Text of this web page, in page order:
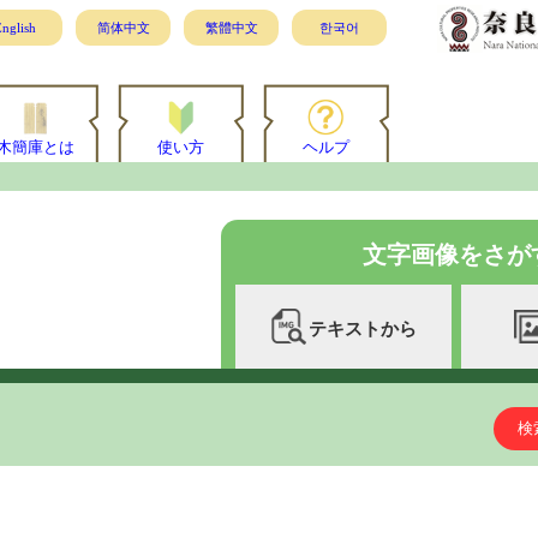
简体中文 繁體中文 한국어
簡庫とは 使い方 ヘルプ
文字画像をさが
テキストから
検